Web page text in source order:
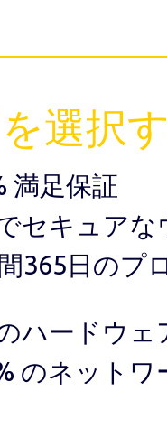
を選択
満足保証
セキュア
365日のプ
ハードウェ
のネットワ